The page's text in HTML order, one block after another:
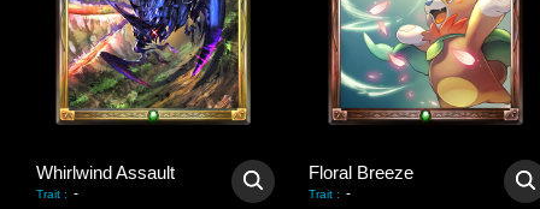
Whirlwind Assault
Trait : -
Floral Breeze
Trait : -